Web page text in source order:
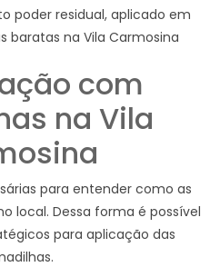
poder residual, aplicado em
baratas na Vila Carmosina
com
na Vila
para entender como as
local. Dessa forma é possível
para aplicação das